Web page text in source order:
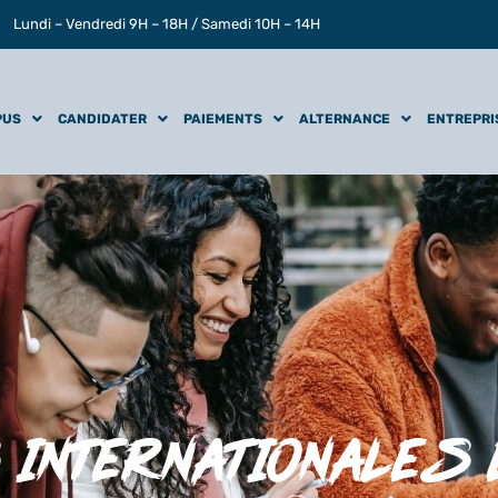
Lundi – Vendredi 9H – 18H / Samedi 10H – 14H
CANDIDATER PAIEMENTS ALTERNANCE